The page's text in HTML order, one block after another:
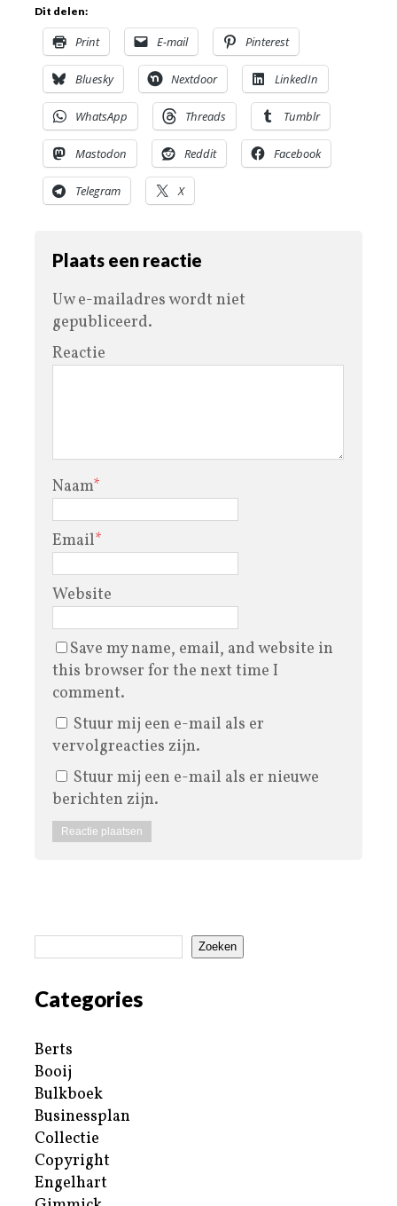
Dit delen:
Print E-mail Pinterest
Bluesky Nextdoor LinkedIn
WhatsApp Threads Tumblr
Mastodon Reddit Facebook
Telegram X
Plaats een reactie
Uw e-mailadres wordt niet
gepubliceerd.
Reactie
Naam*
Email*
Website
Save my name, email, and website in
this browser for the next time I
comment.
Stuur mij een e-mail als er
vervolgreacties zijn.
Stuur mij een e-mail als er nieuwe
berichten zijn.
Zoeken
Categories
Berts
Booij
Bulkboek
Businessplan
Collectie
Copyright
Engelhart